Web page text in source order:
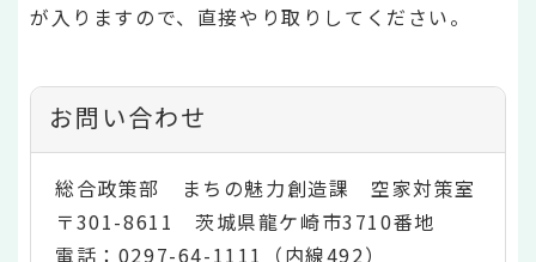
が入りますので、直接やり取りしてください。
お問い合わせ
総合政策部 まちの魅力創造課 空家対策室
〒301-8611 茨城県龍ケ崎市3710番地
電話：0297-64-1111（内線492）